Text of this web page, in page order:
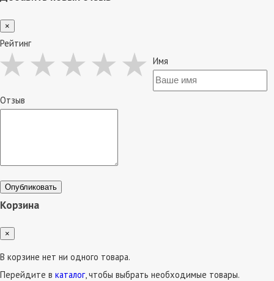
×
Рейтинг
Имя
Отзыв
Опубликовать
Корзина
×
В корзине нет ни одного товара.
Перейдите в каталог, чтобы выбрать необходимые товары.